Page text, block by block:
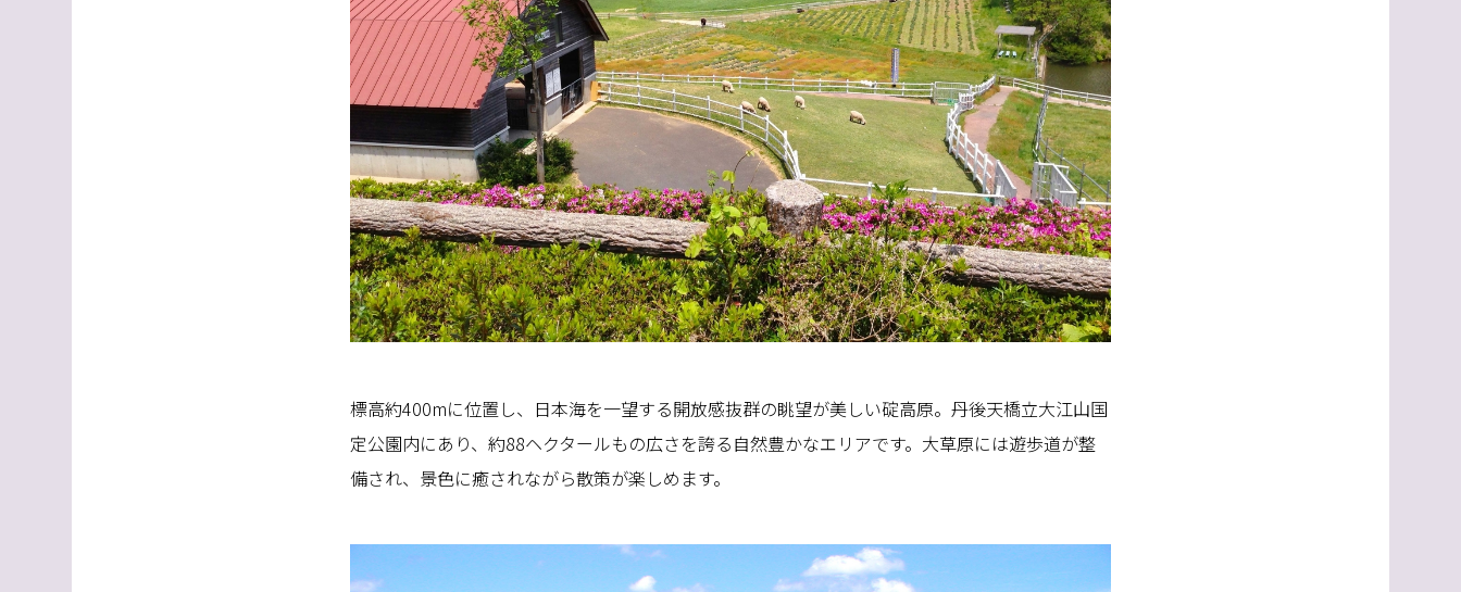
標高約400mに位置し、日本海を一望する開放感抜群の眺望が美しい碇高原。丹後天橋立大江山国
定公園内にあり、約88ヘクタールもの広さを誇る自然豊かなエリアです。大草原には遊歩道が整
備され、景色に癒されながら散策が楽しめます。